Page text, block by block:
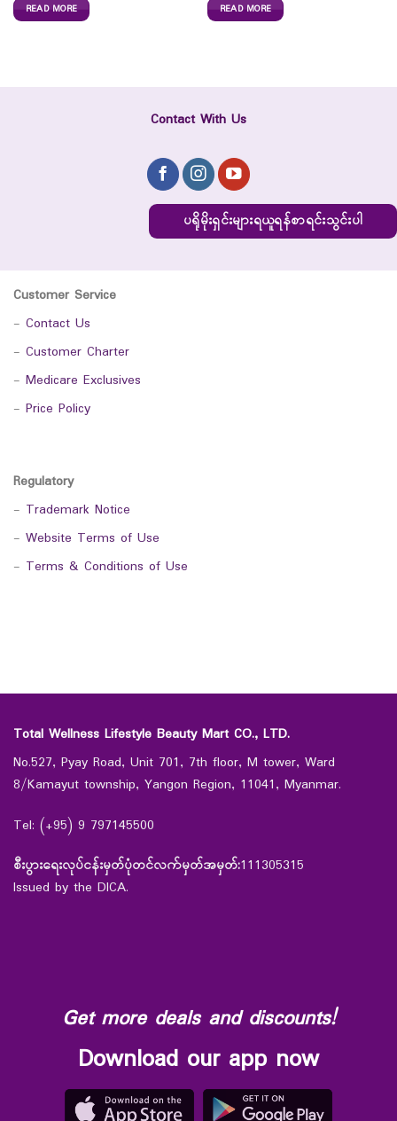
READ MORE READ MORE
Contact With Us
ပရိုမိုးရှင်းများရယူရန်စာရင်းသွင်းပါ
Customer Service
- Contact Us
- Customer Charter
- Medicare Exclusives
- Price Policy
Regulatory
- Trademark Notice
- Website Terms of Use
- Terms & Conditions of Use
Total Wellness Lifestyle Beauty Mart CO., LTD.
No.527, Pyay Road, Unit 701, 7th floor, M tower, Ward
8/Kamayut township, Yangon Region, 11041, Myanmar.
Tel: (+95) 9 797145500
စီးပွားရေးလုပ်ငန်းမှတ်ပုံတင်လက်မှတ်အမှတ်:111305315
Issued by the DICA.
Get more deals and discounts!
Download our app now